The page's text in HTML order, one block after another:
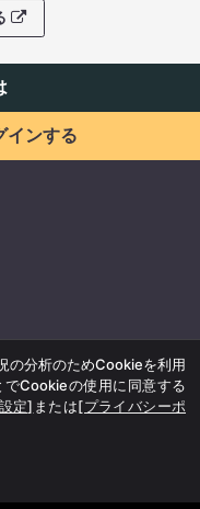
インする
の分析のためCookieを利用
Cookieの使用に同意する
定] または[プライバシーポ